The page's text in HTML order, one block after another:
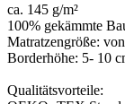
ca. 145 g/m²
100% gekämmte
Matratzengröße:
Borderhöhe: 5- 10
Qualitätsvorteile: